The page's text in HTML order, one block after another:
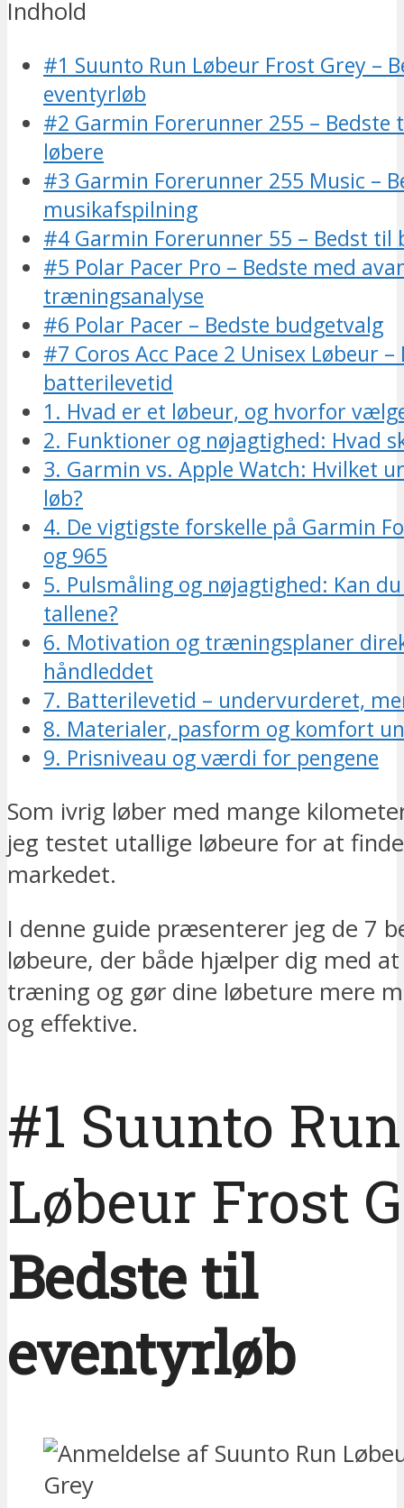
Indhold
#1 Suunto Run Løbeur Frost Grey –
eventyrløb
#2 Garmin Forerunner 255 – Bedste
løbere
#3 Garmin Forerunner 255 Music –
musikafspilning
#4 Garmin Forerunner 55 – Bedst til
#5 Polar Pacer Pro – Bedste med
træningsanalyse
#6 Polar Pacer – Bedste budgetvalg
#7 Coros Acc Pace 2 Unisex Løbeur –
batterilevetid
1. Hvad er et løbeur, og hvorfor
2. Funktioner og nøjagtighed: Hvad
3. Garmin vs. Apple Watch: Hvilket
løb?
4. De vigtigste forskelle på Garmin
og 965
5. Pulsmåling og nøjagtighed: Kan
tallene?
6. Motivation og træningsplaner
håndleddet
7. Batterilevetid – undervurderet,
8. Materialer, pasform og komfort
9. Prisniveau og værdi for pengene
Som ivrig løber med mange
jeg testet utallige løbeure for at
markedet.
I denne guide præsenterer jeg de 7
løbeure, der både hjælper dig med
træning og gør dine løbeture mere
og effektive.
#1 Suunto Run
Løbeur Frost
Bedste til
eventyrløb